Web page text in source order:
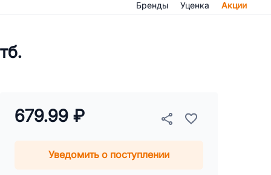
Бренды Уценка Акции
679.99 ₽
Уведомить о поступлении